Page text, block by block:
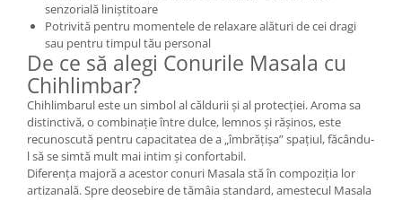
Vitamina D
Vitamina E
Vitamina K
Zinc
Cătină
Chlorella
Colina
senzorială liniștitoare
Potrivită pentru momentele de relaxare alături de cei dragi
sau pentru timpul tău personal
De ce să alegi Conurile Masala cu
Chihlimbar?
Chihlimbarul este un simbol al căldurii și al protecției. Aroma sa
distinctivă, o combinație între dulce, lemnos și rășinos, este
recunoscută pentru capacitatea de a „îmbrățișa” spațiul, făcându-
l să se simtă mult mai intim și confortabil.
Diferența majoră a acestor conuri Masala stă în compoziția lor
artizanală. Spre deosebire de tămâia standard, amestecul Masala